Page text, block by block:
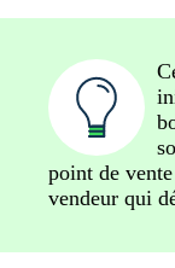
point de
vendeur qui